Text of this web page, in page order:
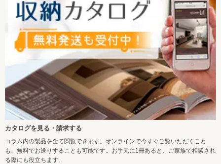
カタログを見る・請求する
コラム内の製品を全て閲覧できます。オンラインで今すぐご覧いただくこと
も、無料でお送りすることも可能です。お手元に1冊あると、ご家族で相談され
る際にも役立ちます。